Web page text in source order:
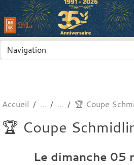
Accueil 🏆 Coupe
🏆 Coupe
Le dimanche 05
Panneau de gestion des cookies